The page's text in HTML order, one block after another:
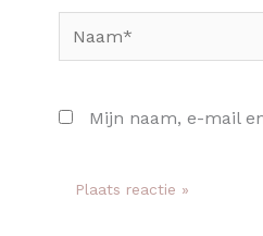
Mijn naam, e-mail